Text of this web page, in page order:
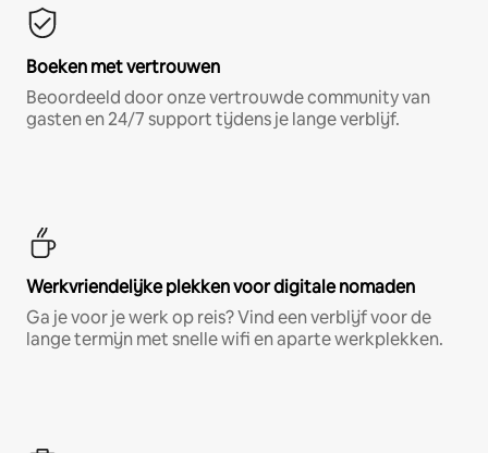
Boeken met vertrouwen
Beoordeeld door onze vertrouwde community van
gasten en 24/7 support tijdens je lange verblijf.
Werkvriendelijke plekken voor digitale nomaden
Ga je voor je werk op reis? Vind een verblijf voor de
lange termijn met snelle wifi en aparte werkplekken.